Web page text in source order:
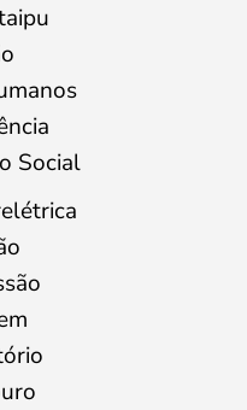
Social